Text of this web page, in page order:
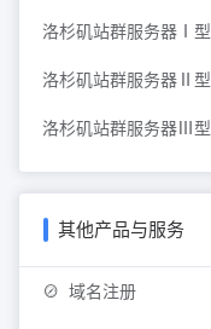
洛杉矶站群服务器Ⅰ型
洛杉矶站群服务器Ⅱ型
洛杉矶站群服务器Ⅲ型
其他产品与服务
域名注册